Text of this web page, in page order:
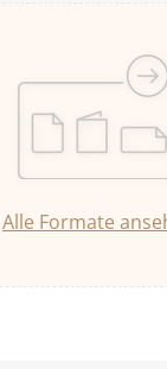
Alle Formate